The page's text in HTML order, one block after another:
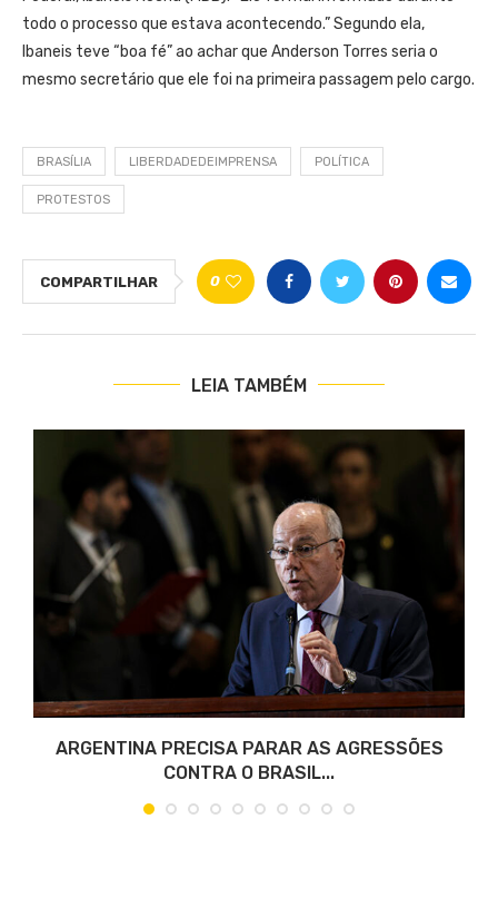
todo o processo que estava acontecendo.” Segundo ela,
Ibaneis teve “boa fé” ao achar que Anderson Torres seria o
mesmo secretário que ele foi na primeira passagem pelo cargo.
BRASÍLIA LIBERDADEDEIMPRENSA POLÍTICA
PROTESTOS
COMPARTILHAR 0
LEIA TAMBÉM
ARGENTINA PRECISA PARAR AS AGRESSÕES
CONTRA O BRASIL...